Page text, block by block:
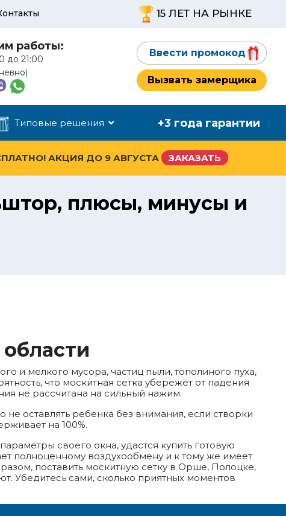
15 ЛЕТ НА РЫНКЕ
работы:
до 21:00
Ввести промокод
Вызвать замерщика
Типовые решения +3 года гарантии
АКЦИЯ ДО 9 АВГУСТА ЗАКАЗАТЬ
плюсы, минусы и
и мелкого мусора, частиц пыли, тополиного пуха,
что москитная сетка убережет от падения
не рассчитана на сильный нажим.
оставлять ребенка без внимания, если створки
на 100%.
своего окна, удастся купить готовую
полноценному воздухообмену и к тому же имеет
поставить москитную сетку в Орше, Полоцке,
Убедитесь сами, сколько приятных моментов